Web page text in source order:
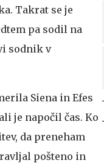
Takrat se je
pa sodil na
sodnik v
Siena in Efes
je napočil čas. Ko
da preneham
pošteno in